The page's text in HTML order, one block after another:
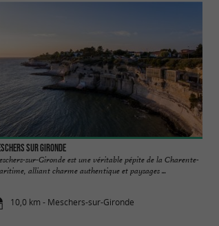
sur Gironde
sur-Gironde est une véritable pépite de la Charente-
alliant charme authentique et paysages ...
10,0 km - Meschers-sur-Gironde